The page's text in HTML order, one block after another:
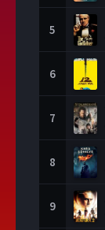
5
6
7
8
9